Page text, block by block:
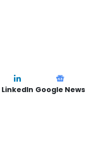
LinkedIn Google News